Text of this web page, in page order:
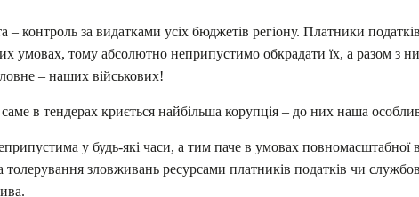
– контроль за видатками усіх бюджетів регіону. Платники
умовах, тому абсолютно неприпустимо обкрадати їх, а разом з
– наших військових!
в тендерах криється найбільша корупція – до них наша
у будь-які часи, а тим паче в умовах
толерування зловживань ресурсами платників податків чи